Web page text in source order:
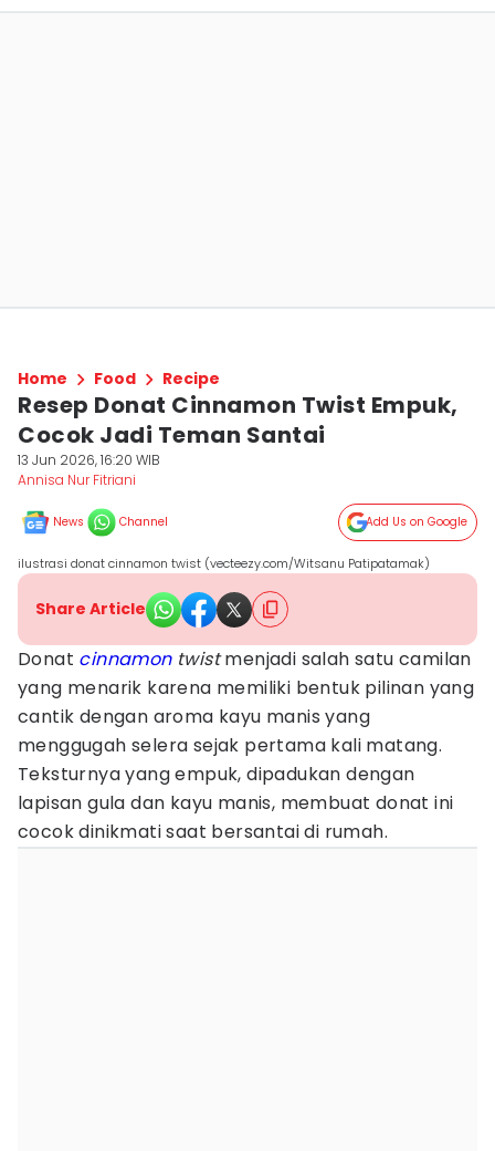
Home Food Recipe
Resep Donat Cinnamon Twist Empuk,
Cocok Jadi Teman Santai
13 Jun 2026, 16:20 WIB
Annisa Nur Fitriani
News Channel Add Us on Google
ilustrasi donat cinnamon twist (vecteezy.com/Witsanu Patipatamak)
Share Article
Donat cinnamontwistmenjadi salah satu camilan
yang menarik karena memiliki bentuk pilinan yang
cantik dengan aroma kayu manis yang
menggugah selera sejak pertama kali matang.
Teksturnya yang empuk, dipadukan dengan
lapisan gula dan kayu manis, membuat donat ini
cocok dinikmati saat bersantai di rumah.